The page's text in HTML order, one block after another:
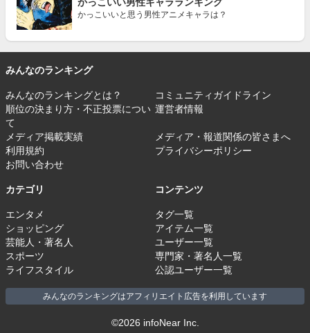
かっこいいと思う男性アニメキャラは？
みんなのランキング
みんなのランキングとは？
コミュニティガイドライン
順位の決まり方・不正投票につい
て
運営者情報
メディア掲載実績
メディア・報道関係の皆さまへ
利用規約
プライバシーポリシー
お問い合わせ
カテゴリ
エンタメ
ショッピング
芸能人・著名人
スポーツ
ライフスタイル
コンテンツ
タグ一覧
アイテム一覧
ユーザー一覧
専門家・著名人一覧
公認ユーザー一覧
みんなのランキングはアフィリエイト広告を利用しています
©2026 infoNear Inc.